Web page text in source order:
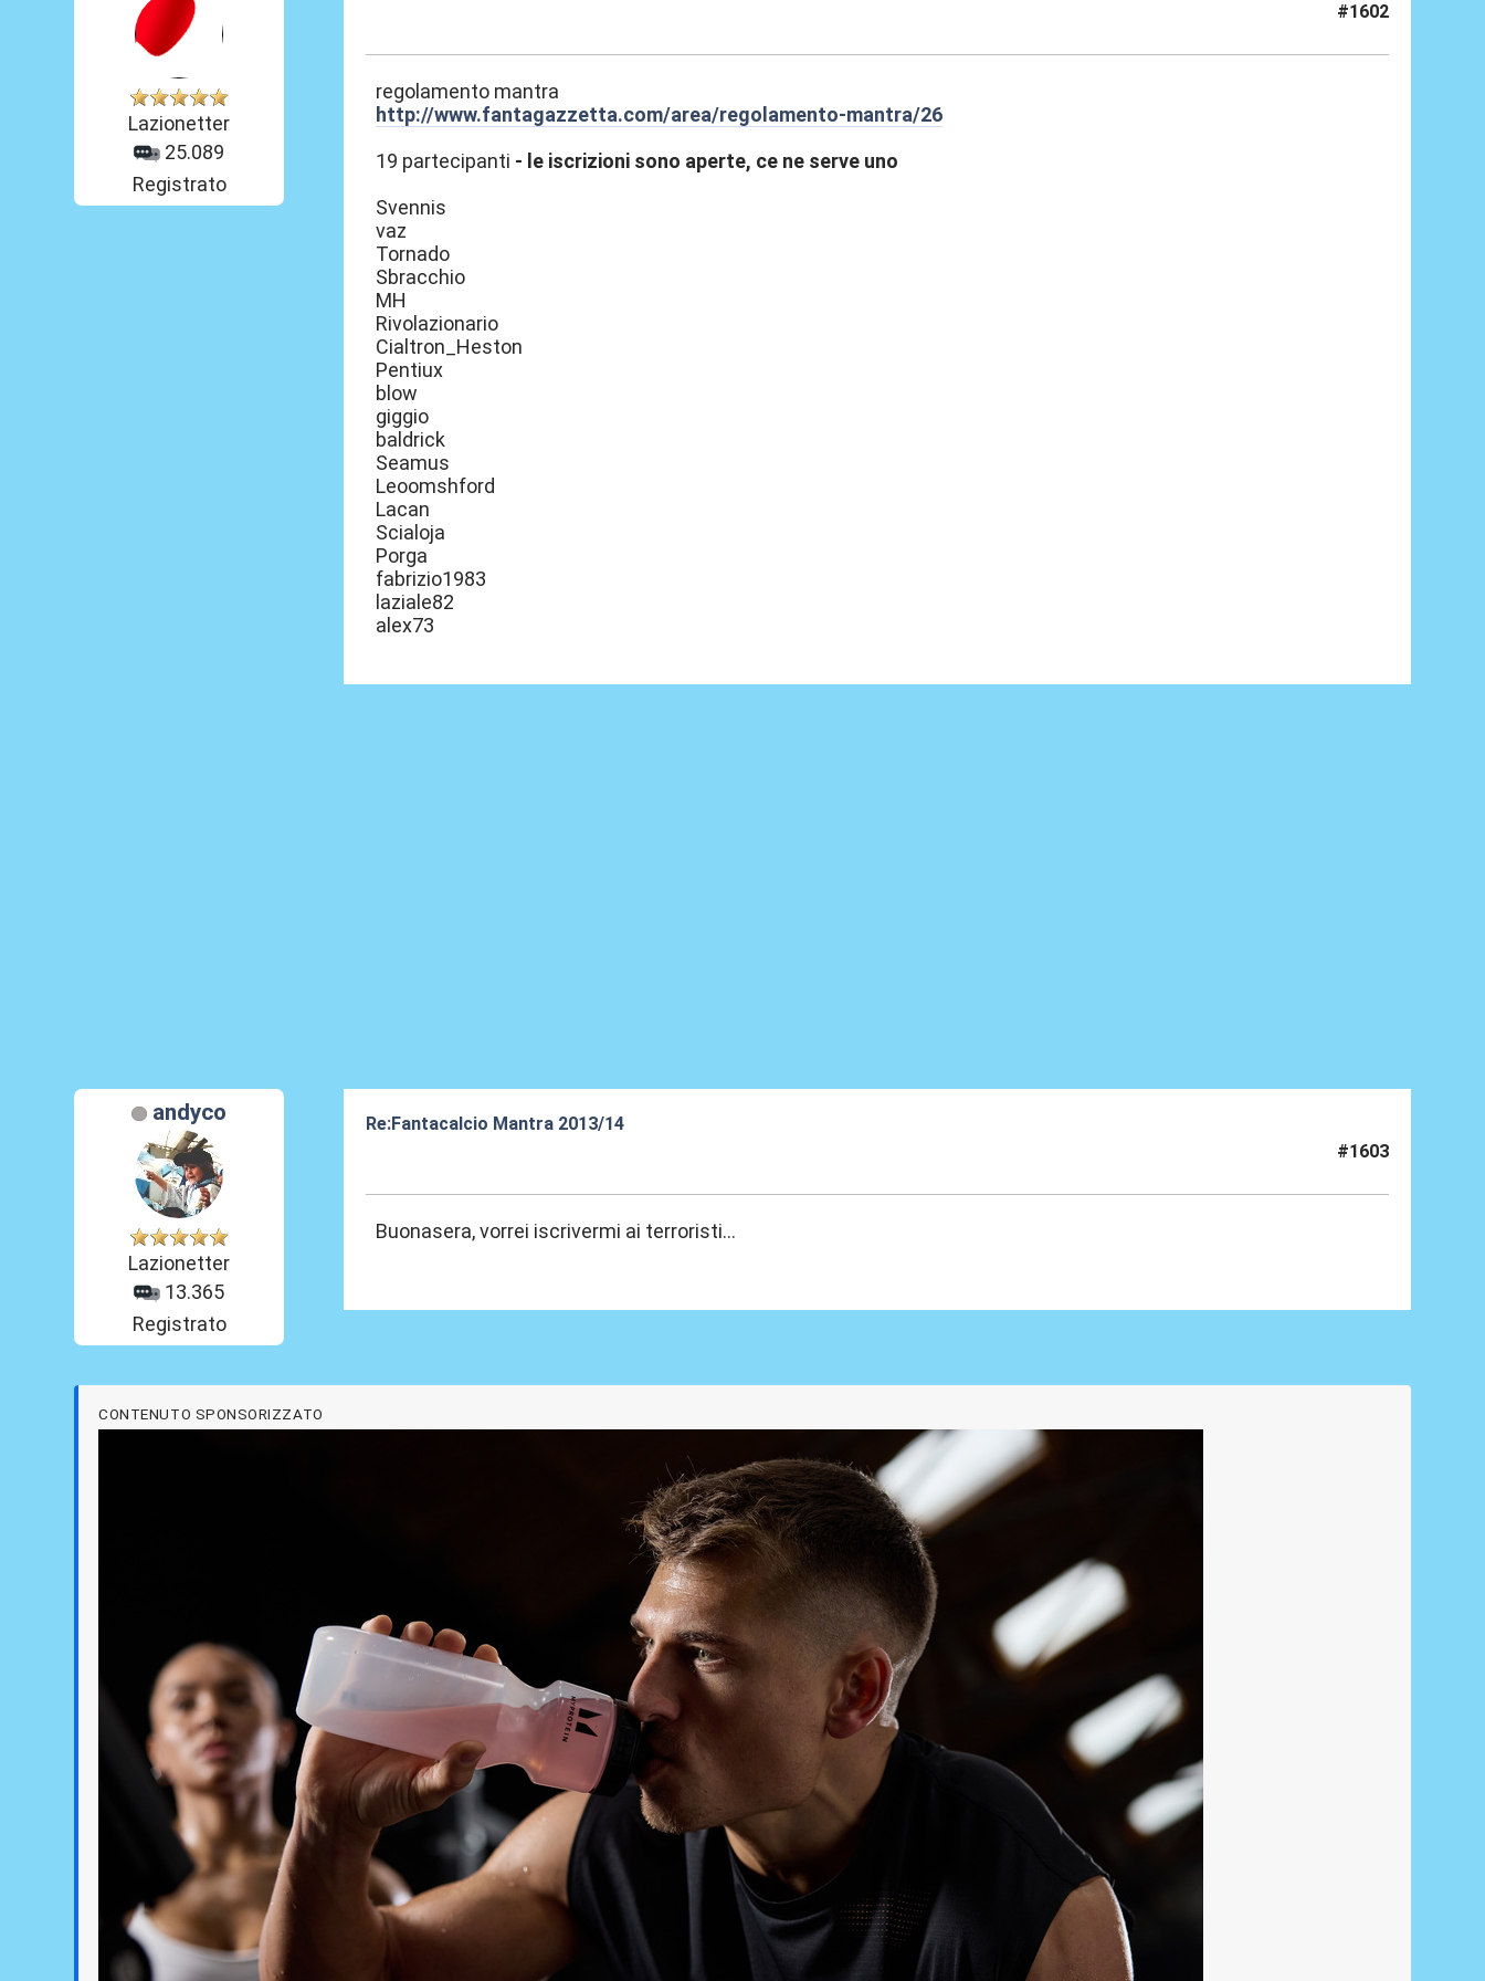
Lazionetter
25.089
Registrato
#1602
regolamento mantra
http://www.fantagazzetta.com/area/regolamento-mantra/26
19 partecipanti - le iscrizioni sono aperte, ce ne serve uno
Svennis
vaz
Tornado
Sbracchio
MH
Rivolazionario
Cialtron_Heston
Pentiux
blow
giggio
baldrick
Seamus
Leoomshford
Lacan
Scialoja
Porga
fabrizio1983
laziale82
alex73
andyco
Lazionetter
13.365
Registrato
Re:Fantacalcio Mantra 2013/14
#1603
Buonasera, vorrei iscrivermi ai terroristi...
CONTENUTO SPONSORIZZATO